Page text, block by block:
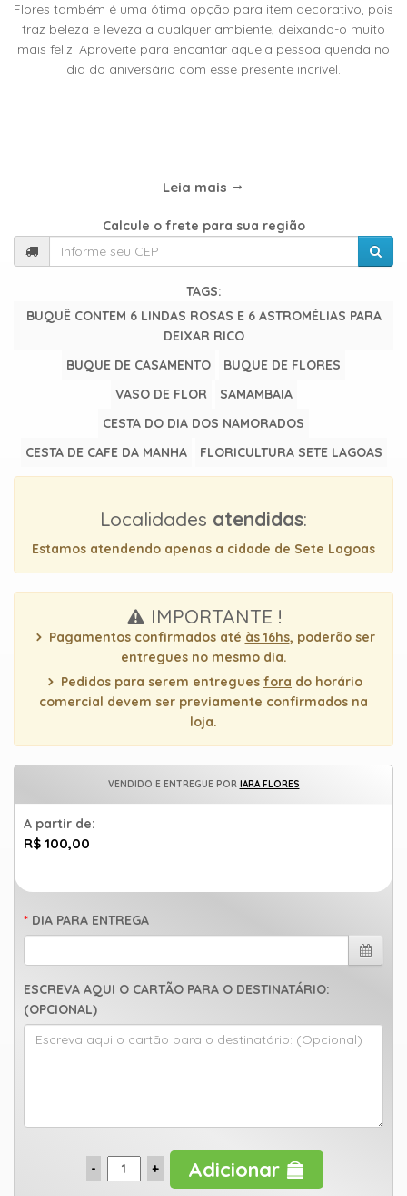
FLORES
0464
Flores também é uma ótima opção para item decorativo, pois
traz beleza e leveza a qualquer ambiente, deixando-o muito
mais feliz. Aproveite para encantar aquela pessoa querida no
dia do aniversário com esse presente incrível.
Leia mais
Calcule o frete para sua região
TAGS:
BUQUÊ CONTEM 6 LINDAS ROSAS E 6 ASTROMÉLIAS PARA
DEIXAR RICO
BUQUE DE CASAMENTO
BUQUE DE FLORES
VASO DE FLOR
SAMAMBAIA
CESTA DO DIA DOS NAMORADOS
CESTA DE CAFE DA MANHA
FLORICULTURA SETE LAGOAS
Localidades atendidas:
Estamos atendendo apenas a cidade de Sete Lagoas
IMPORTANTE !
Pagamentos confirmados até às 16hs, poderão ser
entregues no mesmo dia.
Pedidos para serem entregues fora do horário
comercial devem ser previamente confirmados na
loja.
VENDIDO E ENTREGUE POR IARA FLORES
A partir de:
R$ 100,00
DIA PARA ENTREGA
ESCREVA AQUI O CARTÃO PARA O DESTINATÁRIO:
(OPCIONAL)
Adicionar